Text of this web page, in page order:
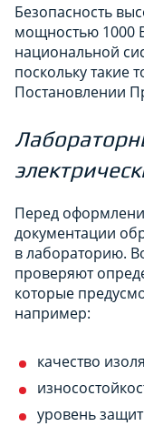
Безопасность
мощностью 1000
национальной
поскольку такие
Постановлении
Перед
документации
в лабораторию.
проверяют
которые
например:
качество
уровень